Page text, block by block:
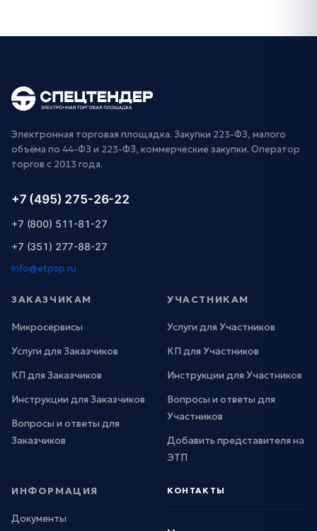
Электронная торговая площадка. Закупки 223-ФЗ, малого
объёма по 44-ФЗ и 223-ФЗ, коммерческие закупки. Оператор
торгов с 2013 года.
+7 (495) 275-26-22
+7 (800) 511-81-27
+7 (351) 277-88-27
info@etpsp.ru
ЗАКАЗЧИКАМ
Микросервисы
Услуги для Заказчиков
КП для Заказчиков
Инструкции для Заказчиков
Вопросы и ответы для
Заказчиков
УЧАСТНИКАМ
Услуги для Участников
КП для Участников
Инструкции для Участников
Вопросы и ответы для
Участников
Добавить представителя на
ЭТП
ИНФОРМАЦИЯ
Документы
КОНТАКТЫ